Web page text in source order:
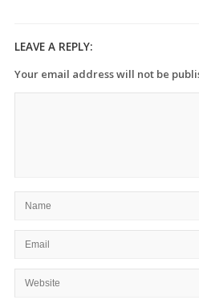
LEAVE A REPLY:
Your email address will not be